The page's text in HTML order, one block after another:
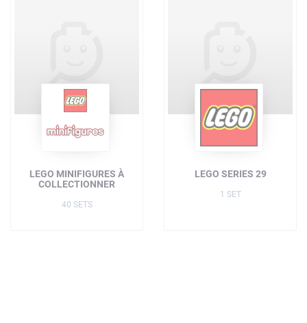
LEGO MINIFIGURES À
COLLECTIONNER
40 SETS
LEGO SERIES 29
1 SET